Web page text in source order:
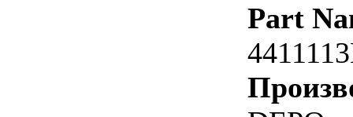
Part